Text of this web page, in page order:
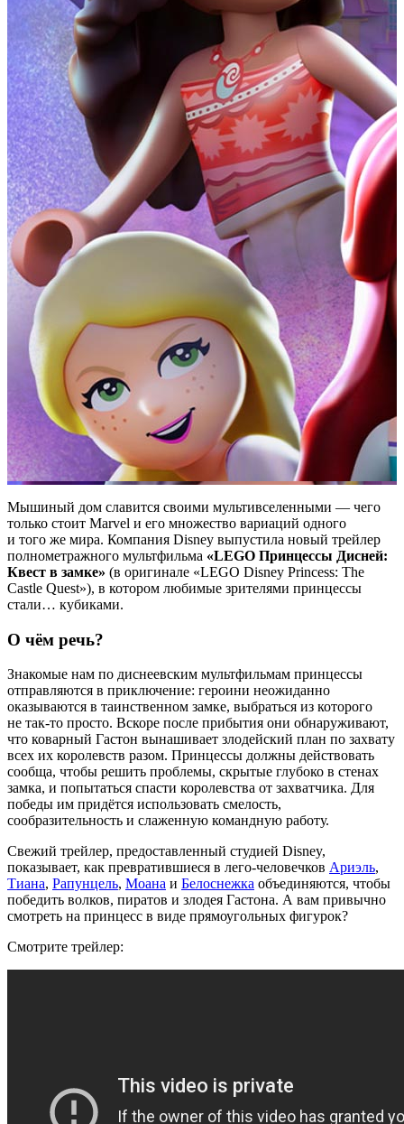
Мышиный дом славится своими мультивселенными — чего
только стоит Marvel и его множество вариаций одного
и того же мира. Компания Disney выпустила новый трейлер
полнометражного мультфильма «LEGO Принцессы Дисней:
Квест в замке» (в оригинале «LEGO Disney Princess: The
Castle Quest»), в котором любимые зрителями принцессы
стали… кубиками.
О чём речь?
Знакомые нам по диснеевским мультфильмам принцессы
отправляются в приключение: героини неожиданно
оказываются в таинственном замке, выбраться из которого
не так-то просто. Вскоре после прибытия они обнаруживают,
что коварный Гастон вынашивает злодейский план по захвату
всех их королевств разом. Принцессы должны действовать
сообща, чтобы решить проблемы, скрытые глубоко в стенах
замка, и попытаться спасти королевства от захватчика. Для
победы им придётся использовать смелость,
сообразительность и слаженную командную работу.
Свежий трейлер, предоставленный студией Disney,
показывает, как превратившиеся в лего-человечков Ариэль,
Тиана, Рапунцель, Моана и Белоснежка объединяются, чтобы
победить волков, пиратов и злодея Гастона. А вам привычно
смотреть на принцесс в виде прямоугольных фигурок?
Смотрите трейлер: